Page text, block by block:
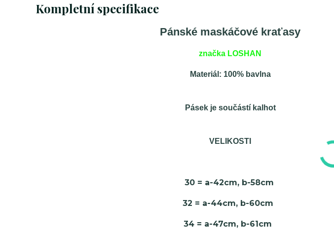
Kompletní specifikace
Pánské maskáčové kraťasy
značka LOSHAN
Materiál: 100% bavlna
Pásek je součástí kalhot
VELIKOSTI
30 = a-42cm, b-58cm
32 = a-44cm, b-60cm
34 = a-47cm, b-61cm